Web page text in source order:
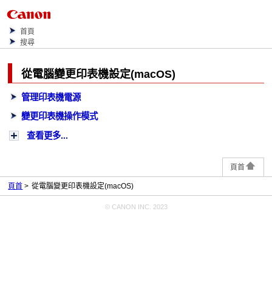
首頁
搜尋
從電腦變更印表機設定(macOS)
管理印表機電源
變更印表機操作模式
查看更多...
頁首
頁首 從電腦變更印表機設定(macOS)
© CANON INC. 2023